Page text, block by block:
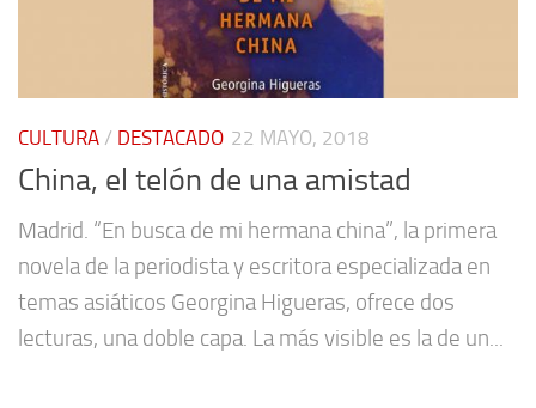
CULTURA / DESTACADO 22 MAYO, 2018
China, el telón de una amistad
Madrid. “En busca de mi hermana china”, la primera
novela de la periodista y escritora especializada en
temas asiáticos Georgina Higueras, ofrece dos
lecturas, una doble capa. La más visible es la de un...